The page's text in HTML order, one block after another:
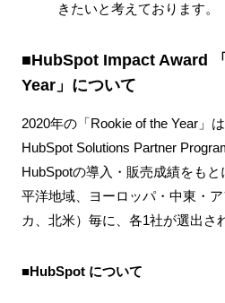
きたいと考えております。
■HubSpot Impact Award
Year」について
2020年の「Rookie of the Year」
HubSpot Solutions Partner
HubSpotの導入・販売成績をも
平洋地域、ヨーロッパ・中東・
カ、北米）毎に、各1社が選出さ
■HubSpot について